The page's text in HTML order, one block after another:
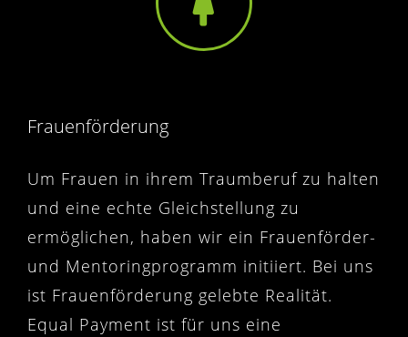
Frauenförderung
Um Frauen in ihrem Traumberuf zu halten
und eine echte Gleichstellung zu
ermöglichen, haben wir ein Frauenförder-
und Mentoringprogramm initiiert. Bei uns
ist Frauenförderung gelebte Realität.
Equal Payment ist für uns eine